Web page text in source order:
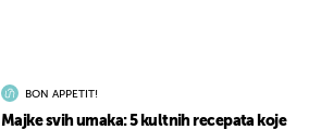
BON APPETIT!
Majke svih umaka: 5 kultnih recepata koje